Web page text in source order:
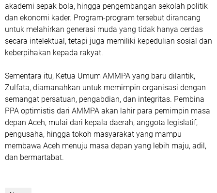
akademi sepak bola, hingga pengembangan sekolah politik
dan ekonomi kader. Program-program tersebut dirancang
untuk melahirkan generasi muda yang tidak hanya cerdas
secara intelektual, tetapi juga memiliki kepedulian sosial dan
keberpihakan kepada rakyat.
Sementara itu, Ketua Umum AMMPA yang baru dilantik,
Zulfata, diamanahkan untuk memimpin organisasi dengan
semangat persatuan, pengabdian, dan integritas. Pembina
PPA optimistis dari AMMPA akan lahir para pemimpin masa
depan Aceh, mulai dari kepala daerah, anggota legislatif,
pengusaha, hingga tokoh masyarakat yang mampu
membawa Aceh menuju masa depan yang lebih maju, adil,
dan bermartabat.